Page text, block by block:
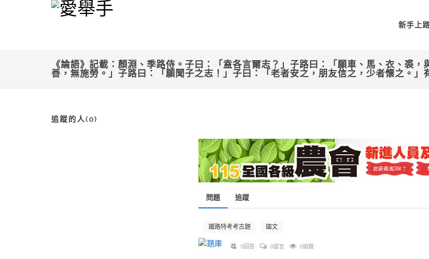
新手上
《論語》記載：顏淵、季路侍。子曰：「盍各言爾志？」子路曰：「願車、馬、衣、裘
善，無施勞。」子路曰：「願聞子之志！」子曰：「老者安之，朋友信之，少者懷之。
追蹤的人(0)
問題 追蹤
鐵路特考考古題 國文
0回答 0留言 0追蹤